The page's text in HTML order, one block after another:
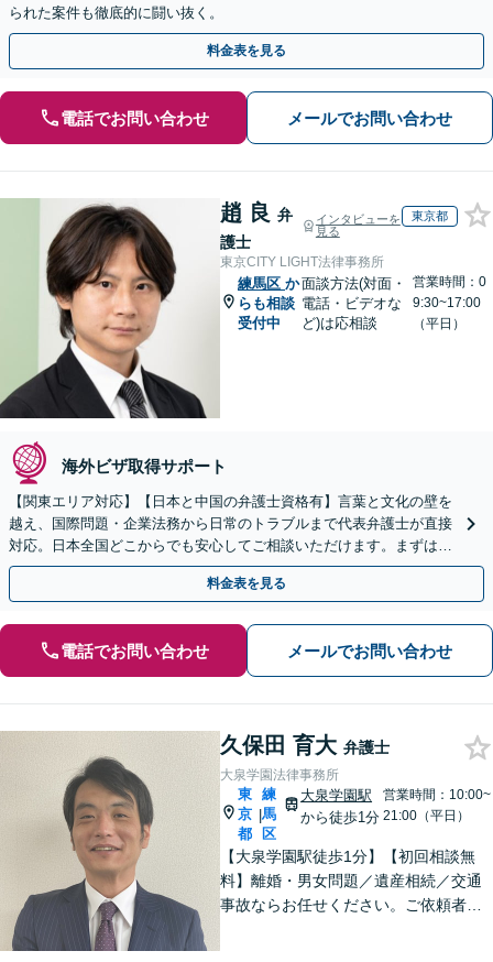
られた案件も徹底的に闘い抜く。
料金表を見る
電話でお問い合わせ メールでお問い合わせ
趙 良 弁
護士
インタビューを
見る
東京都
東京CITY LIGHT法律事務所
練馬区 か
らも相談
受付中
面談方法(対面・
電話・ビデオな
ど)は応相談
営業時間：0
9:30~17:00
（平日）
海外ビザ取得サポート
【関東エリア対応】【日本と中国の弁護士資格有】言葉と文化の壁を
越え、国際問題・企業法務から日常のトラブルまで代表弁護士が直接
対応。日本全国どこからでも安心してご相談いただけます。まずは一
歩を踏み出してみませんか。【初回相談無料】
料金表を見る
電話でお問い合わせ メールでお問い合わせ
久保田 育大 弁護士
大泉学園法律事務所
東
京
都
|
練
馬
区
大泉学園駅
から徒歩1分
営業時間：10:00~
21:00（平日）
【大泉学園駅徒歩1分】【初回相談無
料】離婚・男女問題／遺産相続／交通
事故ならお任せください。ご依頼者様